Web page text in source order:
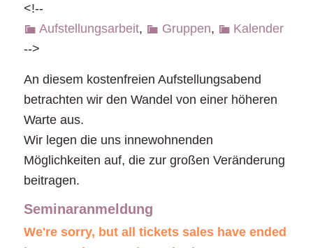
<!--
Aufstellungsarbeit, Gruppen,
Kalender
-->
An diesem kostenfreien Aufstellungsabend
betrachten wir den Wandel von einer höheren
Warte aus.
Wir legen die uns innewohnenden
Möglichkeiten auf, die zur großen Veränderung
beitragen.
Seminaranmeldung
We're sorry, but all tickets sales have ended